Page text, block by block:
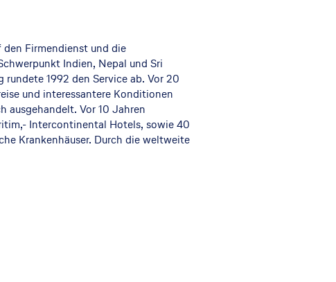
den Firmendienst und die
Indien, Nepal und Sri
1992 den Service ab. Vor 20
und interessantere Konditionen
ausgehandelt. Vor 10 Jahren
Intercontinental Hotels, sowie 40
Krankenhäuser. Durch die weltweite